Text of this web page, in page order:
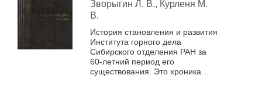
РАН. Люди, события,
даты, 1943-2000
Зворыгин Л. В., Курленя М.
В.
История становления и развития
Института горного дела
Сибирского отделения РАН за
60-летний период его
существования. Это хроника